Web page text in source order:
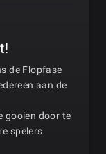
de Flopfase
aan de
gooien door te
spelers